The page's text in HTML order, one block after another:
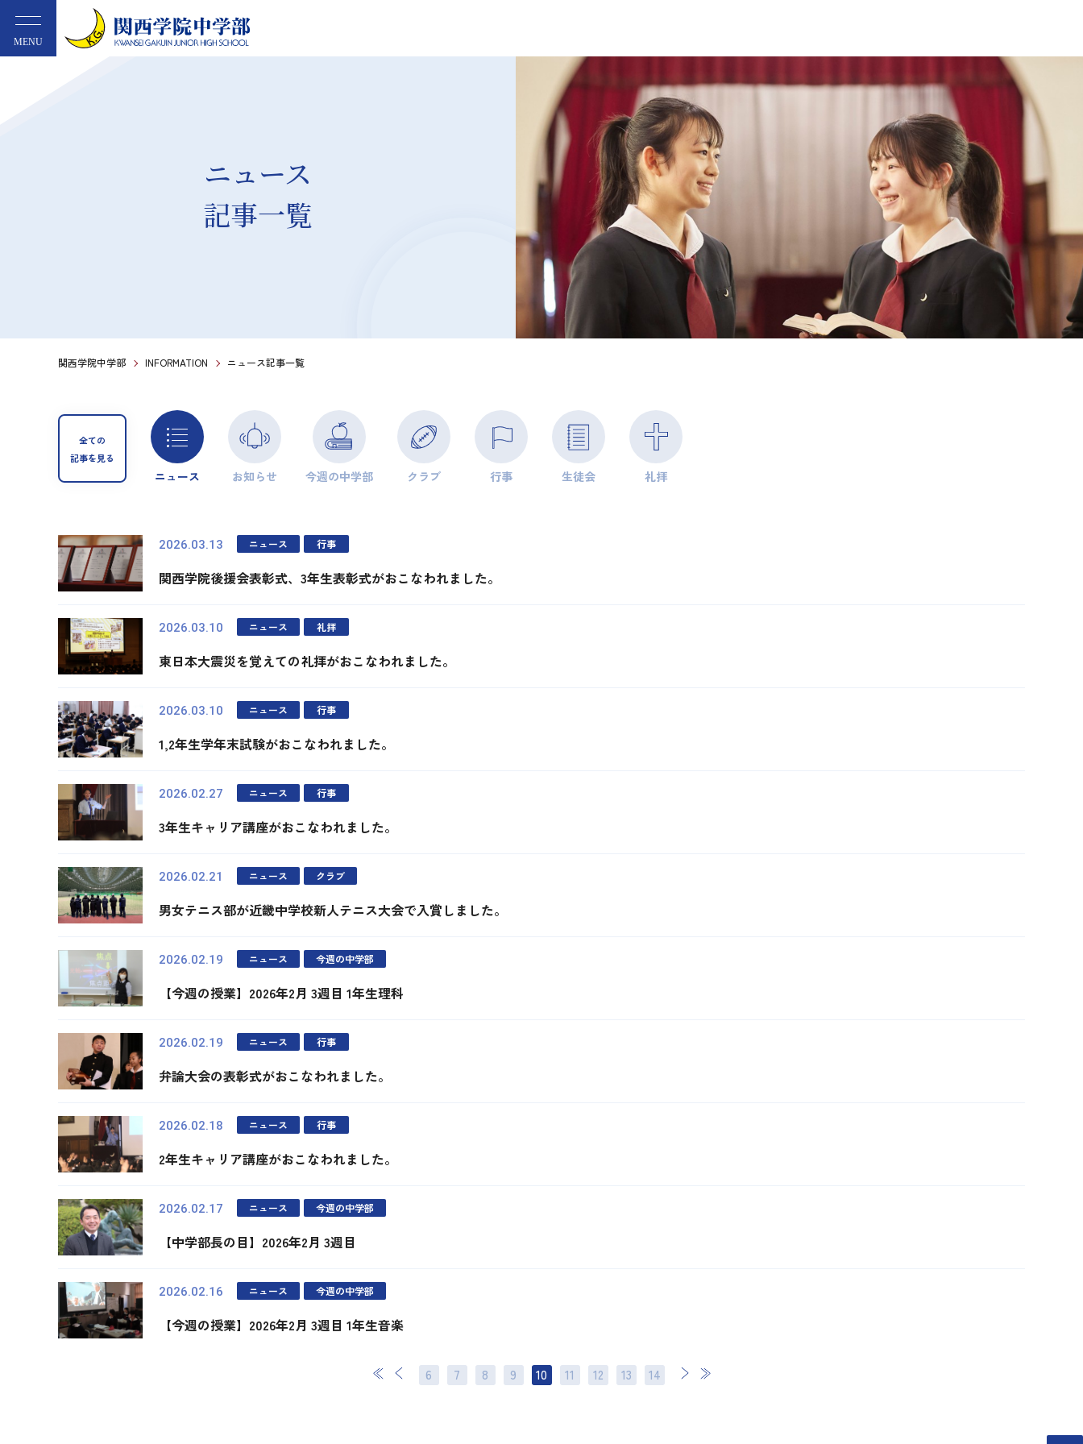
MENU
ニュース
記事一覧
関西学院中学部 INFORMATION ニュース記事一覧
全ての
記事を見る
ニュース お知らせ 今週の中学部 クラブ 行事 生徒会 礼拝
2026.03.13 ニュース 行事
関西学院後援会表彰式、3年生表彰式がおこなわれました。
2026.03.10 ニュース 礼拝
東日本大震災を覚えての礼拝がおこなわれました。
2026.03.10 ニュース 行事
1,2年生学年末試験がおこなわれました。
2026.02.27 ニュース 行事
3年生キャリア講座がおこなわれました。
2026.02.21 ニュース クラブ
男女テニス部が近畿中学校新人テニス大会で入賞しました。
2026.02.19 ニュース 今週の中学部
【今週の授業】2026年2月 3週目 1年生理科
2026.02.19 ニュース 行事
弁論大会の表彰式がおこなわれました。
2026.02.18 ニュース 行事
2年生キャリア講座がおこなわれました。
2026.02.17 ニュース 今週の中学部
【中学部長の目】2026年2月 3週目
2026.02.16 ニュース 今週の中学部
【今週の授業】2026年2月 3週目 1年生音楽
6 7 8 9 10 11 12 13 14
次 最後